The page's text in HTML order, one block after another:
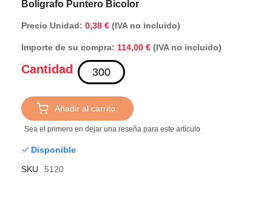
Bolígrafo Puntero Bicolor
Precio Unidad: 0,38 € (IVA no incluido)
Importe de su compra: 114,00 € (IVA no incluido)
Cantidad
Añadir al carrito
Sea el primero en dejar una reseña para este artículo
Disponible
SKU
5120